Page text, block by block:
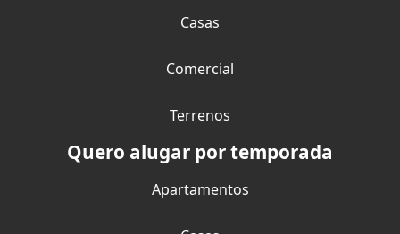
Casas
Comercial
Terrenos
Quero alugar por temporada
Apartamentos